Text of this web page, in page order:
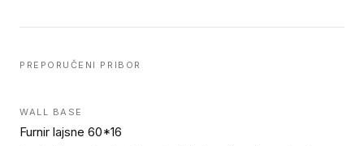
PREPORUČENI PRIBOR
WALL BASE
Furnir lajsne 60*16